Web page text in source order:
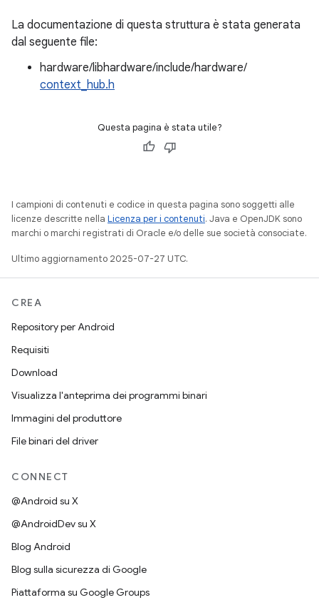
La documentazione di questa struttura è stata generata
dal seguente file:
hardware/libhardware/include/hardware/
context_hub.h
Questa pagina è stata utile?
I campioni di contenuti e codice in questa pagina sono soggetti alle
licenze descritte nella Licenza per i contenuti. Java e OpenJDK sono
marchi o marchi registrati di Oracle e/o delle sue società consociate.
Ultimo aggiornamento 2025-07-27 UTC.
CREA
Repository per Android
Requisiti
Download
Visualizza l'anteprima dei programmi binari
Immagini del produttore
File binari del driver
CONNECT
@Android su X
@AndroidDev su X
Blog Android
Blog sulla sicurezza di Google
Piattaforma su Google Groups